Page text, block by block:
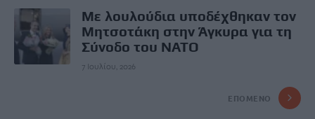
Με λουλούδια υποδέχθηκαν τον
Μητσοτάκη στην Άγκυρα για τη
Σύνοδο του ΝΑΤΟ
7 Ιουλίου, 2026
ΕΠΌΜΕΝΟ